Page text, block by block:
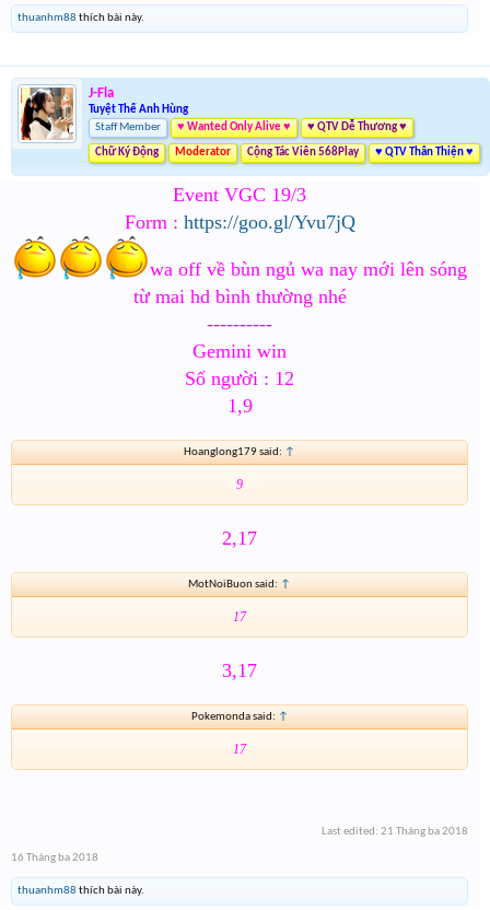
thuanhm88 thích bài này.
J-Fla
Tuyệt Thế Anh Hùng
Staff Member
♥ Wanted Only Alive ♥ ♥ QTV Dễ Thương ♥
Chữ Ký Động Moderator Cộng Tác Viên 568Play ♥ QTV Thân Thiện ♥
Event VGC 19/3
Form : https://goo.gl/Yvu7jQ
wa off về bùn ngủ wa nay mới lên sóng
từ mai hd bình thường nhé
----------
Gemini win
Số người : 12
1,9
Hoanglong179 said: ↑
9
2,17
MotNoiBuon said: ↑
17
3,17
Pokemonda said: ↑
17
Last edited: 21 Tháng ba 2018
16 Tháng ba 2018
thuanhm88 thích bài này.